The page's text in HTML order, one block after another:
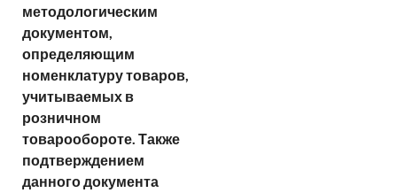
методологическим
документом,
определяющим
номенклатуру товаров,
учитываемых в
розничном
товарообороте. Также
подтверждением
данного документа